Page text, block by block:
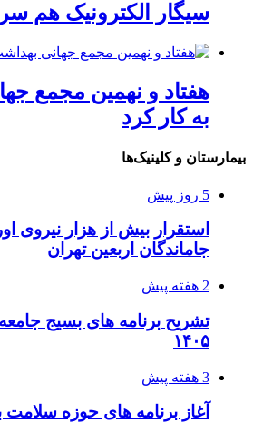
سیگار الکترونیک هم
هفتاد و نهمین مجمع
به کار کرد
بیمارستان و کلینیک‌ها
5 روز پیش
استقرار بیش از هزار نیروی
جاماندگان اربعین تهران
2 هفته پیش
تشریح برنامه های بسیج
۱۴۰۵
3 هفته پیش
آغاز برنامه های حوزه سلامت